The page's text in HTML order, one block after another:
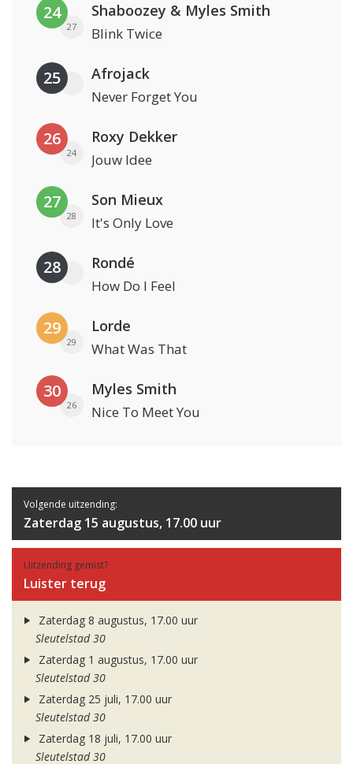
24
27
Shaboozey & Myles Smith
Blink Twice
25 Afrojack
Never Forget You
26
24
Roxy Dekker
Jouw Idee
27
28
Son Mieux
It's Only Love
28 Rondé
How Do I Feel
29
29
Lorde
What Was That
30
26
Myles Smith
Nice To Meet You
Volgende uitzending:
Zaterdag 15 augustus, 17.00 uur
Uitzending gemist?
Luister terug
Zaterdag 8 augustus, 17.00 uur
Sleutelstad 30
Zaterdag 1 augustus, 17.00 uur
Sleutelstad 30
Zaterdag 25 juli, 17.00 uur
Sleutelstad 30
Zaterdag 18 juli, 17.00 uur
Sleutelstad 30